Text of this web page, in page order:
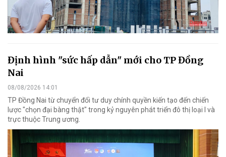
Định hình "sức hấp dẫn" mới cho TP Đồng
Nai
08/08/2026 14:01
TP Đồng Nai từ chuyển đổi tư duy chính quyền kiến tạo đến chiến
lược "chọn đại bàng thật" trong kỷ nguyên phát triển đô thị loại I và
trực thuộc Trung ương.